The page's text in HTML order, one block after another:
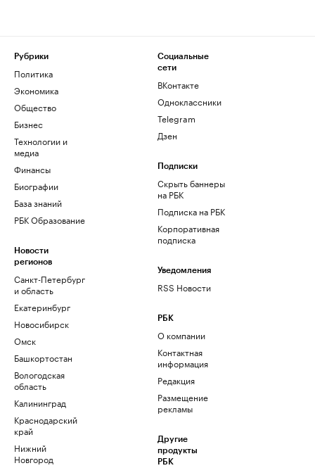
Рубрики
Политика
Экономика
Общество
Бизнес
Технологии и
медиа
Финансы
Биографии
База знаний
РБК Образование
Новости
регионов
Санкт-Петербург
и область
Екатеринбург
Новосибирск
Омск
Башкортостан
Вологодская
область
Калининград
Краснодарский
край
Нижний
Новгород
Социальные
сети
ВКонтакте
Одноклассники
Telegram
Дзен
Подписки
Скрыть баннеры
на РБК
Подписка на РБК
Корпоративная
подписка
Уведомления
RSS Новости
РБК
О компании
Контактная
информация
Редакция
Размещение
рекламы
Другие
продукты
РБК